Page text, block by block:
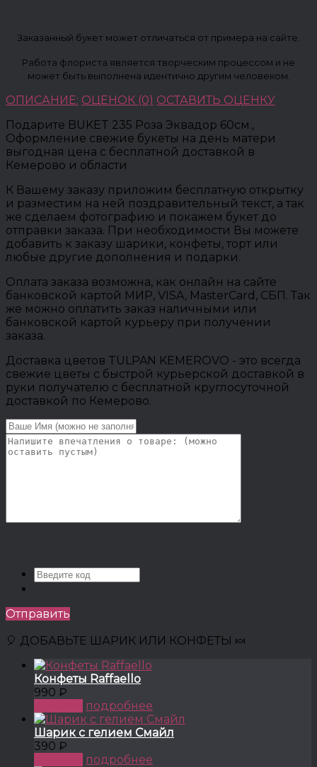
Заказанный букет может отличаться от примера на сайте.
Работа флориста является творческим процессом и не
может быть выполнена идентично другим человеком.
ОПИСАНИЕ: ОЦЕНОК (0) ОСТАВИТЬ ОЦЕНКУ
Подарите BUKET 235 Роза Эквадор 60см.,
Оформление свежие букеты на день матери
выгодная цена с бесплатной доставкой в
Кемерово и области
К Вашему заказу приложим бесплатную открытку
и разместим на ней поздравительный текст, а так
же сделаем фотографию и покажем букет до
отправки заказа. При необходимости Вы можете
добавить к заказу шарики, конфеты, торт или
любые другие дополнения и подарки.
Оплата заказа возможна, как онлайн на сайте
банковской картой МИР, VISA, MasterCard, СБП. Так
же можно оплатить заказ наличными или
банковской картой курьеру при получении
заказа.
Доставка цветов TULPAN KEMEROVO - это всегда
свежие цветы с быстрой курьерской доставкой в
руки получателю с бесплатной круглосуточной
доставкой по Кемерово.
Отправить
🎈 ДОБАВЬТЕ ШАРИК ИЛИ КОНФЕТЫ 🍬
Конфеты Raffaello
990 ₽
подробнее
Шарик с гелием Смайл
390 ₽
подробнее